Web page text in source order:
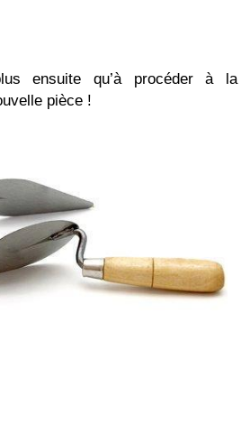
ensuite qu’à procéder à la
pièce !